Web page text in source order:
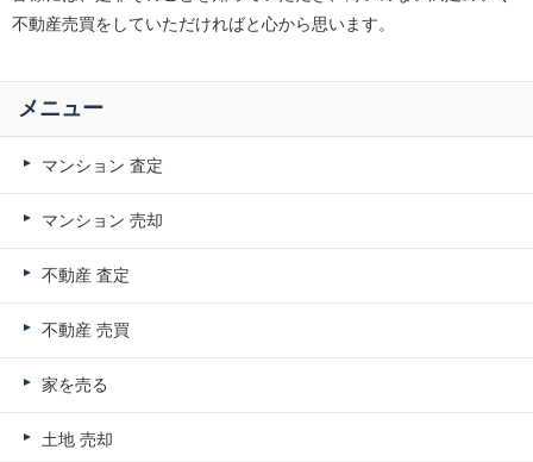
不動産売買をしていただければと心から思います。
メニュー
マンション 査定
マンション 売却
不動産 査定
不動産 売買
家を売る
土地 売却